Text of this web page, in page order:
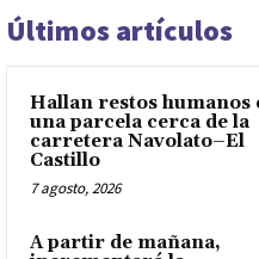
Últimos artículos
Hallan restos humanos
una parcela cerca de la
carretera Navolato–El
Castillo
7 agosto, 2026
A partir de mañana,